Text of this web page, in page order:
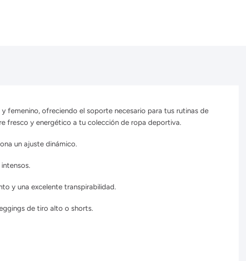
femenino, ofreciendo el soporte necesario para tus rutinas de
fresco y energético a tu colección de ropa deportiva.
un ajuste dinámico.
y una excelente transpirabilidad.
de tiro alto o shorts.